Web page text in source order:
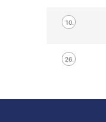
10.
26.